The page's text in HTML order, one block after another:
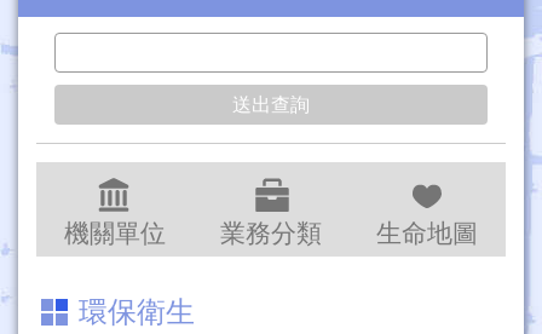
機關單位 業務分類 生命地圖
環保衛生